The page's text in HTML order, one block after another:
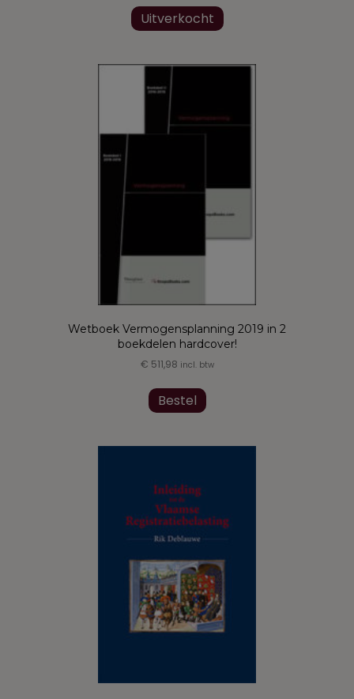
Uitverkocht
Wetboek Vermogensplanning 2019 in 2
boekdelen hardcover!
€ 511,98 incl. btw
Bestel